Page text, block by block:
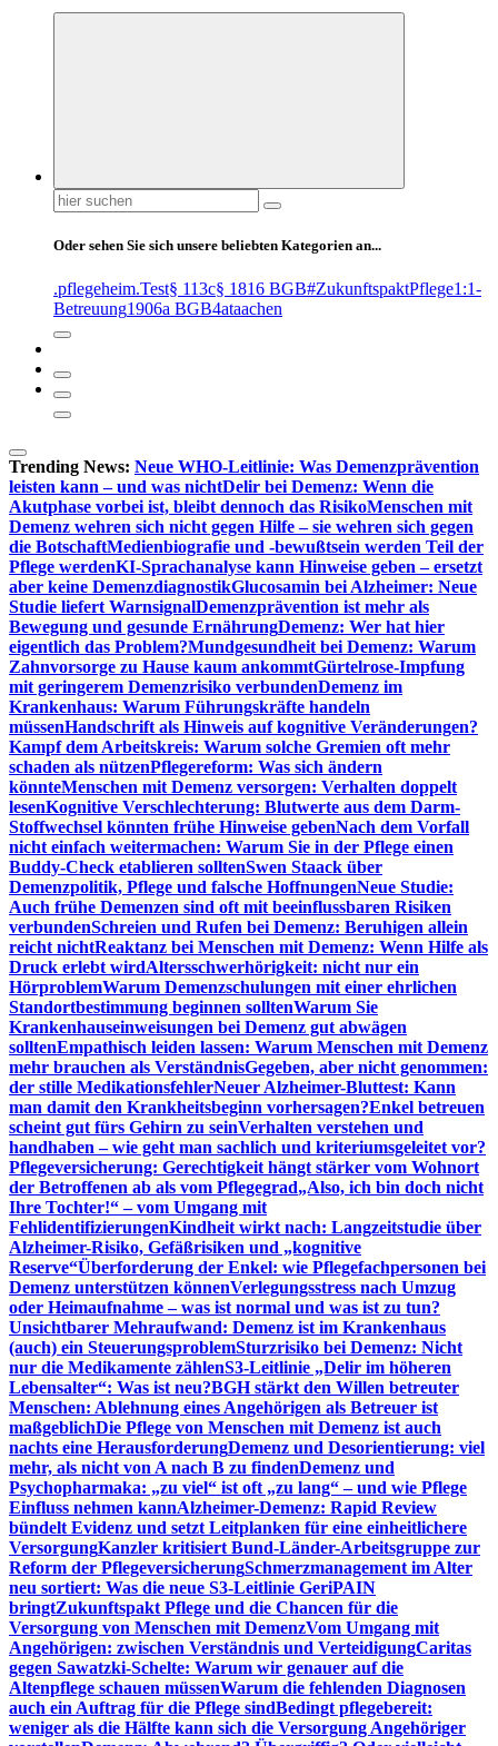
Suchen
nach:
Oder sehen Sie sich unsere beliebten Kategorien an...
.pflegeheim.Test§ 113c§ 1816 BGB#ZukunftspaktPflege1:1-
Betreuung1906a BGB4ataachen
Trending News: Neue WHO-Leitlinie: Was Demenzprävention
leisten kann – und was nichtDelir bei Demenz: Wenn die
Akutphase vorbei ist, bleibt dennoch das RisikoMenschen mit
Demenz wehren sich nicht gegen Hilfe – sie wehren sich gegen
die BotschaftMedienbiografie und -bewußtsein werden Teil der
Pflege werdenKI-Sprachanalyse kann Hinweise geben – ersetzt
aber keine DemenzdiagnostikGlucosamin bei Alzheimer: Neue
Studie liefert WarnsignalDemenzprävention ist mehr als
Bewegung und gesunde ErnährungDemenz: Wer hat hier
eigentlich das Problem?Mundgesundheit bei Demenz: Warum
Zahnvorsorge zu Hause kaum ankommtGürtelrose-Impfung
mit geringerem Demenzrisiko verbundenDemenz im
Krankenhaus: Warum Führungskräfte handeln
müssenHandschrift als Hinweis auf kognitive Veränderungen?
Kampf dem Arbeitskreis: Warum solche Gremien oft mehr
schaden als nützenPflegereform: Was sich ändern
könnteMenschen mit Demenz versorgen: Verhalten doppelt
lesenKognitive Verschlechterung: Blutwerte aus dem Darm-
Stoffwechsel könnten frühe Hinweise gebenNach dem Vorfall
nicht einfach weitermachen: Warum Sie in der Pflege einen
Buddy-Check etablieren solltenSwen Staack über
Demenzpolitik, Pflege und falsche HoffnungenNeue Studie:
Auch frühe Demenzen sind oft mit beeinflussbaren Risiken
verbundenSchreien und Rufen bei Demenz: Beruhigen allein
reicht nichtReaktanz bei Menschen mit Demenz: Wenn Hilfe als
Druck erlebt wirdAltersschwerhörigkeit: nicht nur ein
HörproblemWarum Demenzschulungen mit einer ehrlichen
Standortbestimmung beginnen solltenWarum Sie
Krankenhauseinweisungen bei Demenz gut abwägen
solltenEmpathisch leiden lassen: Warum Menschen mit Demenz
mehr brauchen als VerständnisGegeben, aber nicht genommen:
der stille MedikationsfehlerNeuer Alzheimer-Bluttest: Kann
man damit den Krankheitsbeginn vorhersagen?Enkel betreuen
scheint gut fürs Gehirn zu seinVerhalten verstehen und
handhaben – wie geht man sachlich und kriteriumsgeleitet vor?
Pflegeversicherung: Gerechtigkeit hängt stärker vom Wohnort
der Betroffenen ab als vom Pflegegrad„Also, ich bin doch nicht
Ihre Tochter!“ – vom Umgang mit
FehlidentifizierungenKindheit wirkt nach: Langzeitstudie über
Alzheimer-Risiko, Gefäßrisiken und „kognitive
Reserve“Überforderung der Enkel: wie Pflegefachpersonen bei
Demenz unterstützen könnenVerlegungsstress nach Umzug
oder Heimaufnahme – was ist normal und was ist zu tun?
Unsichtbarer Mehraufwand: Demenz ist im Krankenhaus
(auch) ein SteuerungsproblemSturzrisiko bei Demenz: Nicht
nur die Medikamente zählenS3-Leitlinie „Delir im höheren
Lebensalter“: Was ist neu?BGH stärkt den Willen betreuter
Menschen: Ablehnung eines Angehörigen als Betreuer ist
maßgeblichDie Pflege von Menschen mit Demenz ist auch
nachts eine HerausforderungDemenz und Desorientierung: viel
mehr, als nicht von A nach B zu findenDemenz und
Psychopharmaka: „zu viel“ ist oft „zu lang“ – und wie Pflege
Einfluss nehmen kannAlzheimer-Demenz: Rapid Review
bündelt Evidenz und setzt Leitplanken für eine einheitlichere
VersorgungKanzler kritisiert Bund-Länder-Arbeitsgruppe zur
Reform der PflegeversicherungSchmerzmanagement im Alter
neu sortiert: Was die neue S3-Leitlinie GeriPAIN
bringtZukunftspakt Pflege und die Chancen für die
Versorgung von Menschen mit DemenzVom Umgang mit
Angehörigen: zwischen Verständnis und VerteidigungCaritas
gegen Sawatzki-Schelte: Warum wir genauer auf die
Altenpflege schauen müssenWarum die fehlenden Diagnosen
auch ein Auftrag für die Pflege sindBedingt pflegebereit:
weniger als die Hälfte kann sich die Versorgung Angehöriger